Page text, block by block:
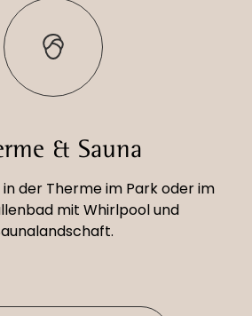
& Sauna
in der Therme im Park oder im
mit Whirlpool und